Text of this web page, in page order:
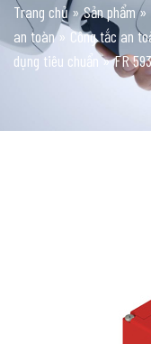
Trang chủ»Sản phẩm»
an toàn» Công tắc an
dụng tiêu chuẩn»FR